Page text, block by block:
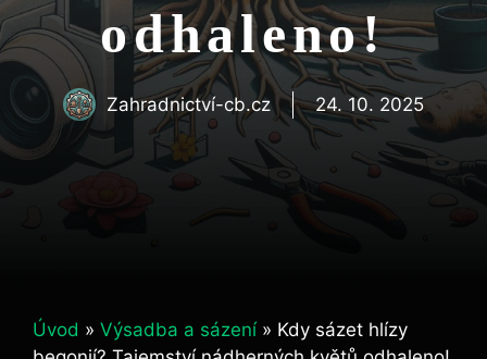
odhaleno!
Zahradnictví-cb.cz 24. 10. 2025
Úvod » Výsadba a sázení » Kdy sázet hlízy